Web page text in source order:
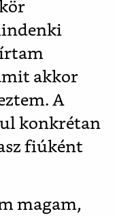
akkor
A
konkrétan
fiúként
magam,